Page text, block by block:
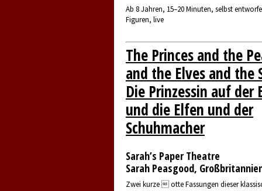
Ab 8 Jahren, 15–20 Minuten, selbst
Figuren, live
The Princes and the
and the Elves and the
Die Prinzessin auf der
und die Elfen und der
Schuhmacher
Sarah’s Paper Theatre
Sarah Peasgood,
Zwei kurze  otte Fassungen dieser